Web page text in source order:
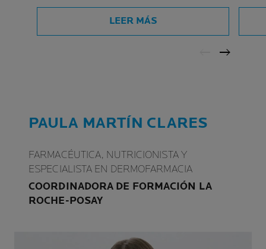
PURIFICANTELEER MÁS
PAULA MARTÍN CLARES
FARMACÉUTICA, NUTRICIONISTA Y
ESPECIALISTA EN DERMOFARMACIA
COORDINADORA DE FORMACIÓN LA
ROCHE-POSAY